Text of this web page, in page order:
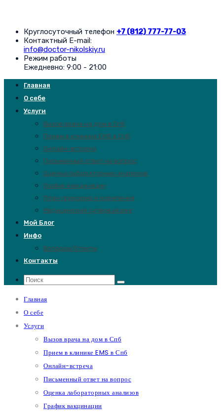
Круглосуточный телефон +7 (812) 777-77-03
Контактный E-mail:
info@doctor-nikolskiy.ru
Режим работы
Ежедневно: 9:00 - 21:00
Главная
О себе
Услуги
Вызов врача на дом в Спб
Прием в клинике EMS в Спб
Онлайн-встреча
Письменный ответ на вопрос
Оценка лабораторных анализов
График вакцинации
План прикорма и кормления
Медицинский супервайзинг
Мой Блог
Инфо
Вопросы/Ответы
Контакты
Главная
О себе
Услуги
Вызов врача на дом в Спб
Прием в клинике EMS в Спб
Онлайн-встреча
Письменный ответ на вопрос
Оценка лабораторных анализов
График вакцинации